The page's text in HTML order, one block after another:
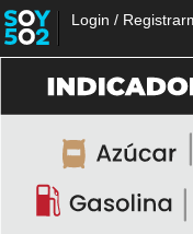
Login /